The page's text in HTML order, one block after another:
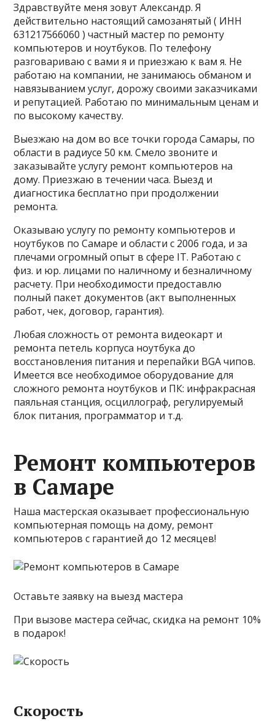
Здравствуйте меня зовут Александр. Я
действительно настоящий самозанятый ( ИНН
631217566060 ) частный мастер по ремонту
компьютеров и ноутбуков. По телефону
разговариваю с вами я и приезжаю к вам я. Не
работаю на компании, не занимаюсь обманом и
навязыванием услуг, дорожу своими заказчиками
и репутацией. Работаю по минимальным ценам и
по высокому качеству.
Выезжаю на дом во все точки города Самары, по
области в радиусе 50 км. Смело звоните и
заказывайте услугу ремонт компьютеров на
дому. Приезжаю в течении часа. Выезд и
диагностика бесплатно при продолжении
ремонта.
Оказываю услугу по ремонту компьютеров и
ноутбуков по Самаре и области с 2006 года, и за
плечами огромный опыт в сфере IT. Работаю с
физ. и юр. лицами по наличному и безналичному
расчету. При необходимости предоставлю
полный пакет документов (акт выполненных
работ, чек, договор, гарантия).
Любая сложность от ремонта видеокарт и
ремонта петель корпуса ноутбука до
восстановления питания и перепайки BGA чипов.
Имеется все необходимое оборудование для
сложного ремонта ноутбуков и ПК: инфракрасная
паяльная станция, осциллограф, регулируемый
блок питания, программатор и т.д.
Ремонт компьютеров
в Самаре
Наша мастерская оказывает профессиональную
компьютерная помощь на дому, ремонт
компьютеров с гарантией до 12 месяцев!
Оставьте заявку на выезд мастера
При вызове мастера сейчас, скидка на ремонт 10%
в подарок!
Скорость